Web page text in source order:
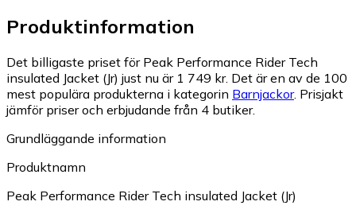
Produktinformation
Det billigaste priset för Peak Performance Rider Tech
insulated Jacket (Jr) just nu är 1 749 kr. Det är en av de 100
mest populära produkterna i kategorin Barnjackor. Prisjakt
jämför priser och erbjudande från 4 butiker.
Grundläggande information
Produktnamn
Peak Performance Rider Tech insulated Jacket (Jr)